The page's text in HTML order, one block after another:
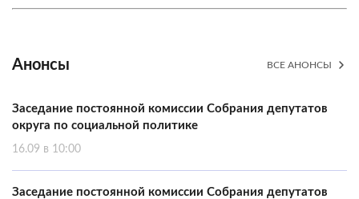
Анонсы ВСЕ АНОНСЫ
Заседание постоянной комиссии Собрания депутатов
округа по социальной политике
16.09 в 10:00
Заседание постоянной комиссии Собрания депутатов